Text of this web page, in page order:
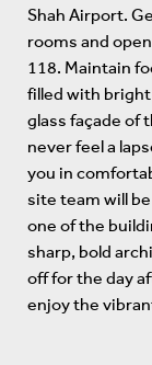
Shah Airport.
rooms and
118. Maintain
filled with
glass façade of
never feel a
you in
site team will
one of the
sharp, bold
off for the day
enjoy the